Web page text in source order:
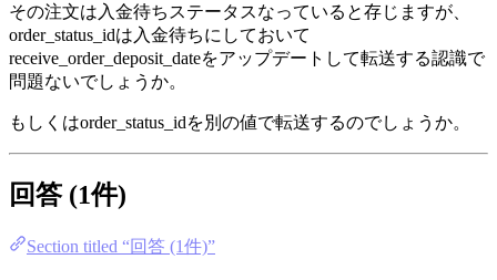
その注文は入金待ちステータスなっていると存じますが、
order_status_idは入金待ちにしておいて
receive_order_deposit_dateをアップデートして転送する認識で
問題ないでしょうか。
もしくはorder_status_idを別の値で転送するのでしょうか。
回答 (1件)
Section titled “回答 (1件)”